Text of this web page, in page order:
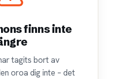
finns inte
tagits bort av
oroa dig inte – det